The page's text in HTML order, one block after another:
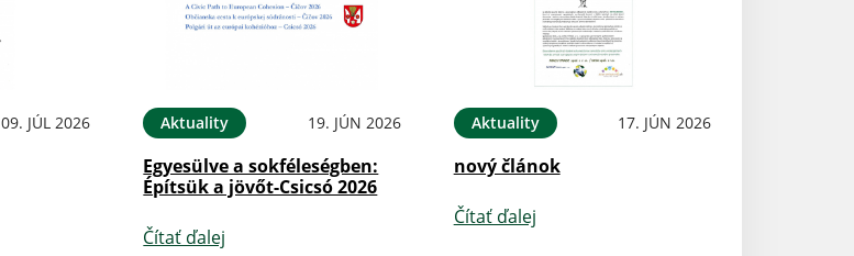
09. JÚL 2026 Aktuality 19. JÚN 2026
Egyesülve a sokféleségben:
Építsük a jövőt-Csicsó 2026
Čítať ďalej
Aktuality 17. JÚN 2026
nový článok
Čítať ďalej